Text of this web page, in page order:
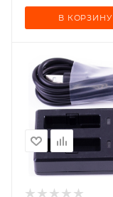
В КОРЗИНУ